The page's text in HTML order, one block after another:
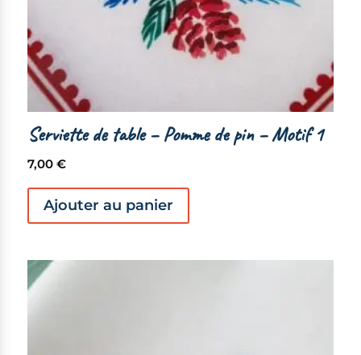
Serviette de table – Pomme de pin – Motif 1
7,00 €
Ajouter au panier